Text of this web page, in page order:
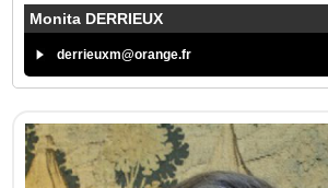
Monita DERRIEUX
derrieuxm@orange.fr